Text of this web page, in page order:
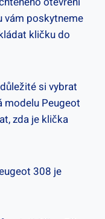
vám poskytneme
kličku do
si vybrat
Peugeot
zda je klička
308 je